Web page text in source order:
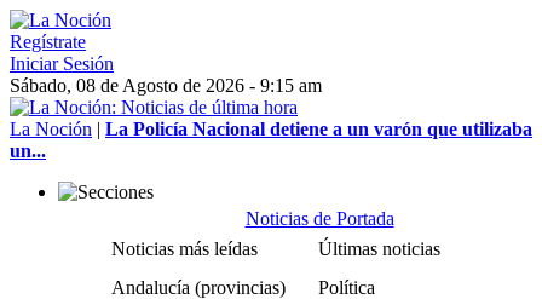
Regístrate
Iniciar Sesión
Sábado, 08 de Agosto de 2026 - 9:15 am
La Noción | La Policía Nacional detiene a un varón que utilizaba
un...
Noticias de Portada
Noticias más leídas
Últimas noticias
Andalucía (provincias)
Política